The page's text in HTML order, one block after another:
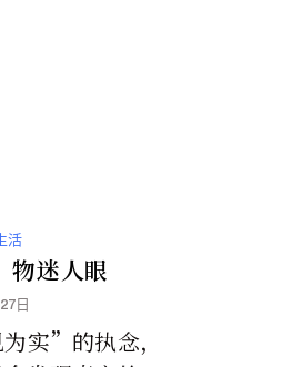
活
物迷人眼
日
实”的执念，